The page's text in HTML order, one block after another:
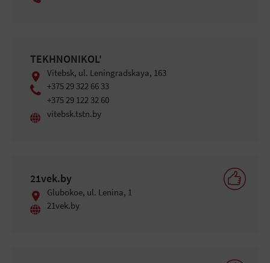
TEKHNONIKOL'
Vitebsk, ul. Leningradskaya, 163
+375 29 322 66 33
+375 29 122 32 60
vitebsk.tstn.by
21vek.by
Glubokoe, ul. Lenina, 1
21vek.by